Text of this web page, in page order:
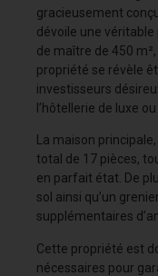
gracieusement
dévoile une
de maître de 450
propriété se révèle
investisseurs
l’hôtellerie de luxe
La maison
total de 17 pièces,
en parfait état. De
sol ainsi qu’un
supplémentaires
Cette propriété est
nécessaires pour